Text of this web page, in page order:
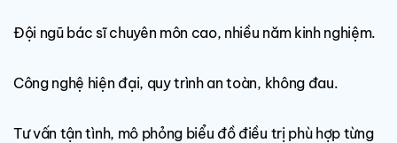
Đội ngũ bác sĩ chuyên môn cao, nhiều năm kinh nghiệm.
Công nghệ hiện đại, quy trình an toàn, không đau.
Tư vấn tận tình, mô phỏng biểu đồ điều trị phù hợp từng